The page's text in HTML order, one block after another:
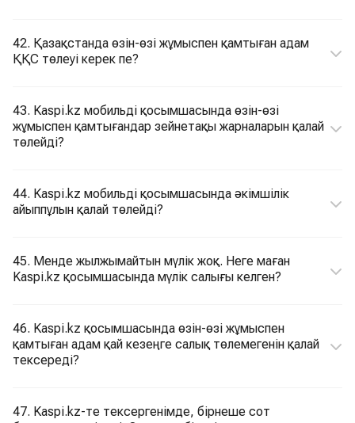
42. Қазақстанда өзін-өзі жұмыспен қамтыған адам
ҚҚС төлеуі керек пе?
43. Kaspi.kz мобильді қосымшасында өзін-өзі
жұмыспен қамтығандар зейнетақы жарналарын қалай
төлейді?
44. Kaspi.kz мобильді қосымшасында әкімшілік
айыппұлын қалай төлейді?
45. Менде жылжымайтын мүлік жоқ. Неге маған
Kaspi.kz қосымшасында мүлік салығы келген?
46. Kaspi.kz қосымшасында өзін-өзі жұмыспен
қамтыған адам қай кезеңге салық төлемегенін қалай
тексереді?
47. Kaspi.kz-те тексергенімде, бірнеше сот